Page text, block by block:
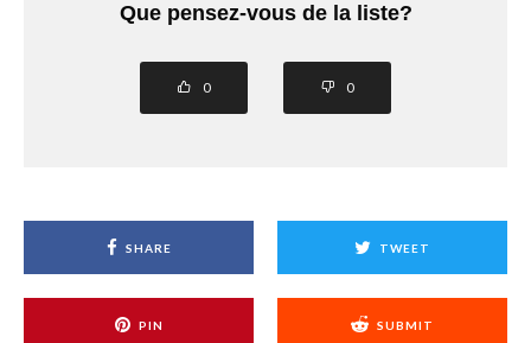
Que pensez-vous de la liste?
0 0
SHARE TWEET
PIN SUBMIT